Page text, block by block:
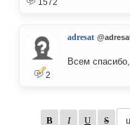
1572
2
adresat
Всем